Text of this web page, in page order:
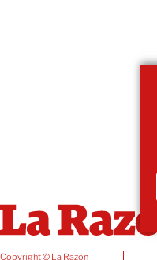
Copyright © La Razón